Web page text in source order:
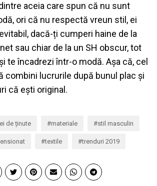
aceia care spun că nu sunt
ori că nu respectă vreun stil, ei
dacă-ți cumperi haine de la
sau chiar de la un SH obscur, tot
te încadrezi într-o modă. Așa că, cel
combini lucrurile după bunul plac și
că ești original.
de ținute materiale stil masculin
textile trenduri 2019